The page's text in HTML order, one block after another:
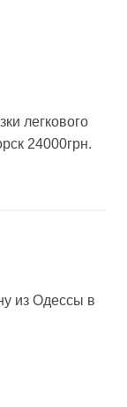
легкового
24000грн.
из Одессы в